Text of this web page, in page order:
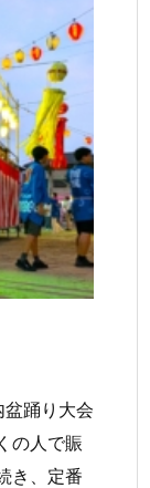
踊り大会
の人で賑
き、定番